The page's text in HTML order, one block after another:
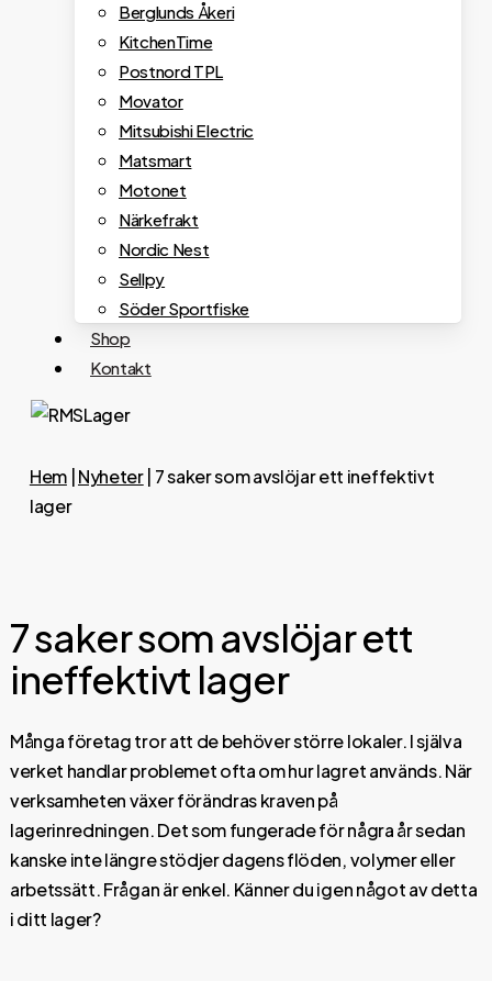
Berglunds Åkeri
KitchenTime
Postnord TPL
Movator
Mitsubishi Electric
Matsmart
Motonet
Närkefrakt
Nordic Nest
Sellpy
Söder Sportfiske
Shop
Kontakt
Hem| Nyheter| 7 saker som avslöjar ett ineffektivt
lager
7 saker som avslöjar ett
ineffektivt lager
Många företag tror att de behöver större lokaler. I själva
verket handlar problemet ofta om hur lagret används. När
verksamheten växer förändras kraven på
lagerinredningen. Det som fungerade för några år sedan
kanske inte längre stödjer dagens flöden, volymer eller
arbetssätt. Frågan är enkel. Känner du igen något av detta
i ditt lager?